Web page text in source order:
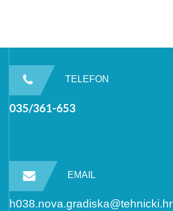
TELEFON
035/361-653
EMAIL
h038.nova.gradiska@tehnicki.hr